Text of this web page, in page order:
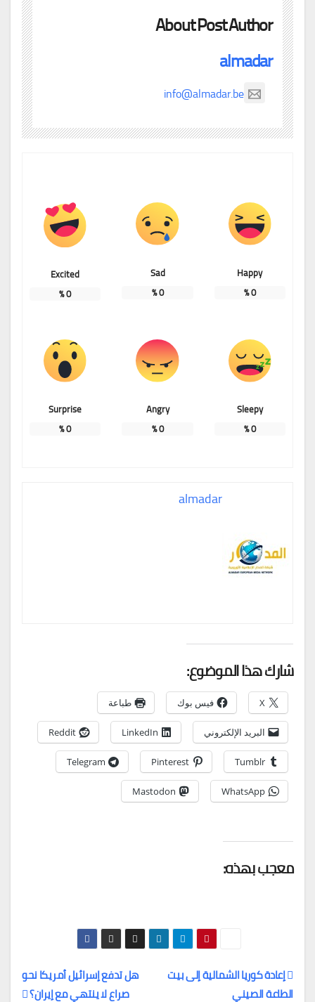
About Post Author
almadar
info@almadar.be
Happy
0
%
Sad
0
%
Excited
0
%
Sleepy
0
%
Angry
0
%
Surprise
0
%
almadar
شارك هذا الموضوع:
X فيس بوك طباعة
البريد الإلكتروني LinkedIn
Reddit
Tumblr
Pinterest
Telegram
WhatsApp
Mastodon
معجب بهذه:
هل تدفع إسرائيل أمريكا نحو
صراع لا ينتهي مع إيران؟
إعادة كوريا الشمالية إلى بيت
الطاعة الصيني